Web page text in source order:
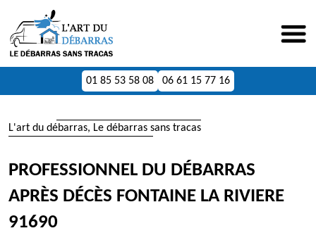
01 85 53 58 08 06 61 15 77 16
L'art du débarras, Le débarras sans tracas
PROFESSIONNEL DU DÉBARRAS
APRÈS DÉCÈS FONTAINE LA RIVIERE
91690